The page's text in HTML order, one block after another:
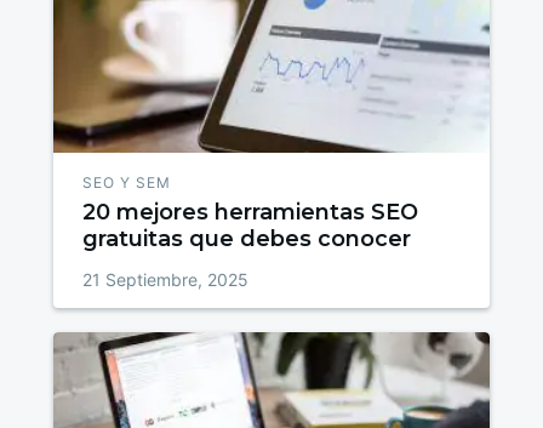
SEO Y SEM
20 mejores herramientas SEO
gratuitas que debes conocer
21 Septiembre, 2025